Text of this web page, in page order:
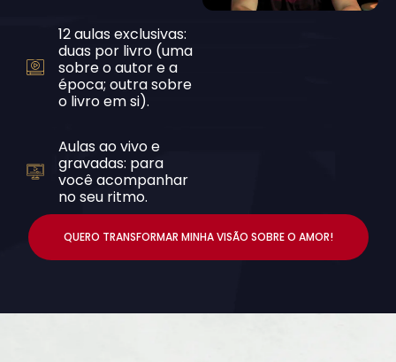
12 aulas exclusivas:
duas por livro (uma
sobre o autor e a
época; outra sobre
o livro em si).
Aulas ao vivo e
gravadas: para
você acompanhar
no seu ritmo.
QUERO TRANSFORMAR MINHA VISÃO SOBRE O AMOR!